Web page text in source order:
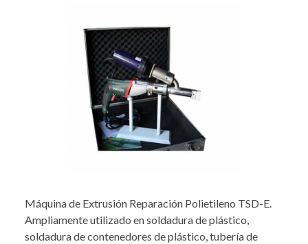
Máquina de Extrusión Reparación Polietileno TSD-E.
Ampliamente utilizado en soldadura de plástico,
soldadura de contenedores de plástico, tubería de